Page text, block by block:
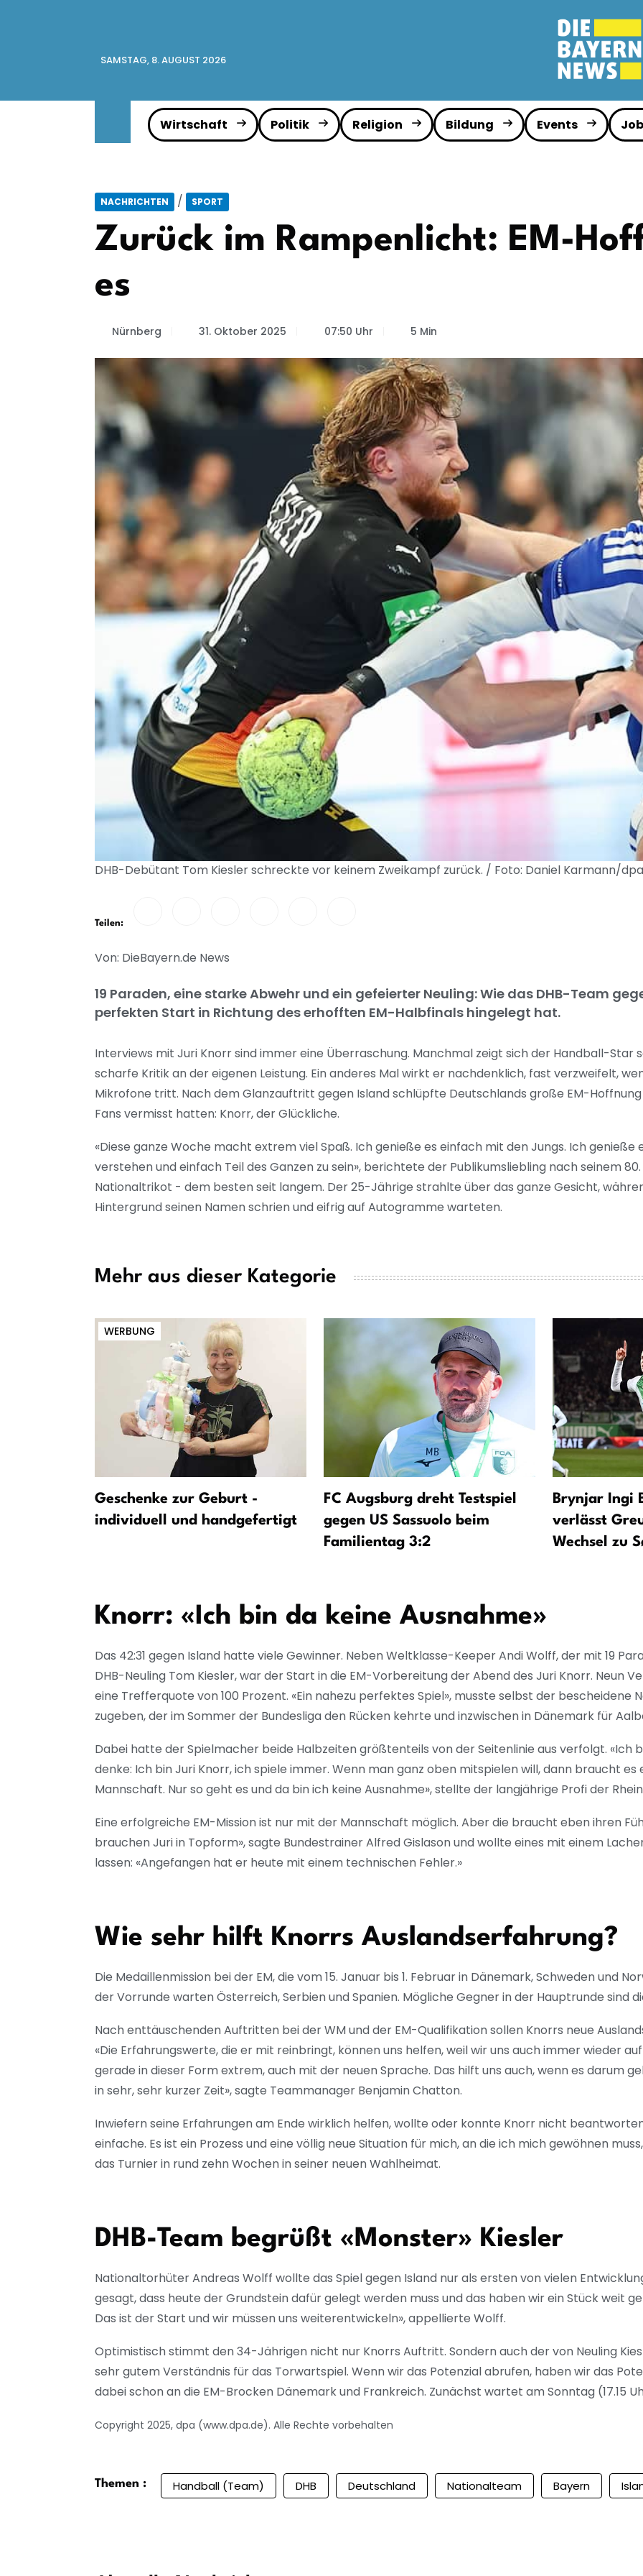
SAMSTAG, 8. AUGUST 2026
Wirtschaft Politik Religion Bildung Events
NACHRICHTEN / SPORT
Zurück im Rampenlicht: EM-
es
Nürnberg 31. Oktober 2025 07:50 Uhr 5 Min
DHB-Debütant Tom Kiesler schreckte vor keinem Zweikampf zurück. / Foto: Daniel Karmann/dpa
Teilen:
Von: DieBayern.de News
19 Paraden, eine starke Abwehr und ein gefeierter Neuling: Wie das DHB-Team
perfekten Start in Richtung des erhofften EM-Halbfinals hingelegt hat.
Interviews mit Juri Knorr sind immer eine Überraschung. Manchmal zeigt sich der Handball-Star
scharfe Kritik an der eigenen Leistung. Ein anderes Mal wirkt er nachdenklich, fast verzweifelt,
Mikrofone tritt. Nach dem Glanzauftritt gegen Island schlüpfte Deutschlands große EM-Hoffnung
Fans vermisst hatten: Knorr, der Glückliche.
«Diese ganze Woche macht extrem viel Spaß. Ich genieße es einfach mit den Jungs. Ich genieße
verstehen und einfach Teil des Ganzen zu sein», berichtete der Publikumsliebling nach seinem 80.
Nationaltrikot - dem besten seit langem. Der 25-Jährige strahlte über das ganze Gesicht,
Hintergrund seinen Namen schrien und eifrig auf Autogramme warteten.
Mehr aus dieser Kategorie
WERBUNG
Geschenke zur Geburt -
individuell und handgefertigt
FC Augsburg dreht Testspiel
gegen US Sassuolo beim
Familientag 3:2
Brynjar Ingi
verlässt
Wechsel zu
Knorr: «Ich bin da keine Ausnahme»
Das 42:31 gegen Island hatte viele Gewinner. Neben Weltklasse-Keeper Andi Wolff, der mit 19
DHB-Neuling Tom Kiesler, war der Start in die EM-Vorbereitung der Abend des Juri Knorr. Neun
eine Trefferquote von 100 Prozent. «Ein nahezu perfektes Spiel», musste selbst der bescheidene
zugeben, der im Sommer der Bundesliga den Rücken kehrte und inzwischen in Dänemark für
Dabei hatte der Spielmacher beide Halbzeiten größtenteils von der Seitenlinie aus verfolgt. «Ich
denke: Ich bin Juri Knorr, ich spiele immer. Wenn man ganz oben mitspielen will, dann braucht es
Mannschaft. Nur so geht es und da bin ich keine Ausnahme», stellte der langjährige Profi der
Eine erfolgreiche EM-Mission ist nur mit der Mannschaft möglich. Aber die braucht eben ihren
brauchen Juri in Topform», sagte Bundestrainer Alfred Gislason und wollte eines mit einem
lassen: «Angefangen hat er heute mit einem technischen Fehler.»
Wie sehr hilft Knorrs Auslandserfahrung?
Die Medaillenmission bei der EM, die vom 15. Januar bis 1. Februar in Dänemark, Schweden und
der Vorrunde warten Österreich, Serbien und Spanien. Mögliche Gegner in der Hauptrunde sind
Nach enttäuschenden Auftritten bei der WM und der EM-Qualifikation sollen Knorrs neue
«Die Erfahrungswerte, die er mit reinbringt, können uns helfen, weil wir uns auch immer wieder
gerade in dieser Form extrem, auch mit der neuen Sprache. Das hilft uns auch, wenn es darum
in sehr, sehr kurzer Zeit», sagte Teammanager Benjamin Chatton.
Inwiefern seine Erfahrungen am Ende wirklich helfen, wollte oder konnte Knorr nicht
einfache. Es ist ein Prozess und eine völlig neue Situation für mich, an die ich mich gewöhnen
das Turnier in rund zehn Wochen in seiner neuen Wahlheimat.
DHB-Team begrüßt «Monster» Kiesler
Nationaltorhüter Andreas Wolff wollte das Spiel gegen Island nur als ersten von vielen
gesagt, dass heute der Grundstein dafür gelegt werden muss und das haben wir ein Stück weit
Das ist der Start und wir müssen uns weiterentwickeln», appellierte Wolff.
Optimistisch stimmt den 34-Jährigen nicht nur Knorrs Auftritt. Sondern auch der von Neuling
sehr gutem Verständnis für das Torwartspiel. Wenn wir das Potenzial abrufen, haben wir das
dabei schon an die EM-Brocken Dänemark und Frankreich. Zunächst wartet am Sonntag (17.15
Copyright 2025, dpa (www.dpa.de). Alle Rechte vorbehalten
Themen : Handball (Team) DHB Deutschland Nationalteam Bayern